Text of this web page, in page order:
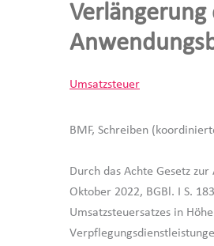
Umsatzsteuer
BMF, Schreiben
Durch das Achte Gesetz
Oktober 2022, BGBl. I S.
Umsatzsteuersatzes in